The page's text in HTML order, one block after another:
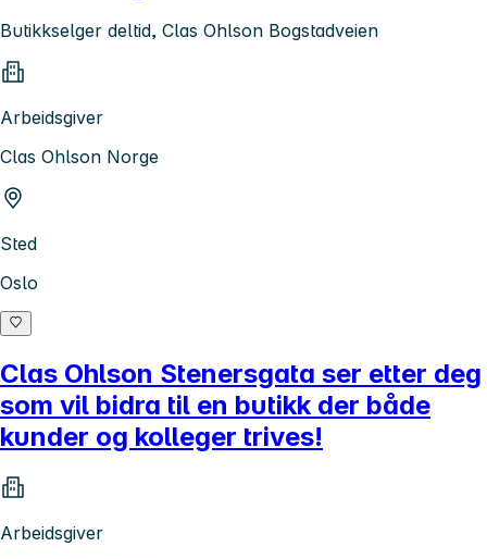
Butikkselger deltid, Clas Ohlson Bogstadveien
Arbeidsgiver
Clas Ohlson Norge
Sted
Oslo
Clas Ohlson Stenersgata ser etter deg
som vil bidra til en butikk der både
kunder og kolleger trives!
Arbeidsgiver